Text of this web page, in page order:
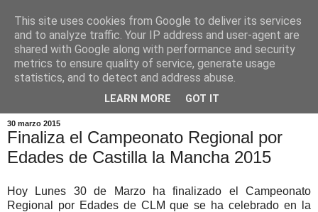
30 marzo 2015
Finaliza el Campeonato Regional por
Edades de Castilla la Mancha 2015
Hoy Lunes 30 de Marzo ha finalizado el Campeonato
Regional por Edades de CLM que se ha celebrado en la
This site uses cookies from Google to deliver its services
and to analyze traffic. Your IP address and user-agent are
shared with Google along with performance and security
metrics to ensure quality of service, generate usage
statistics, and to detect and address abuse.
LEARN MORE GOT IT